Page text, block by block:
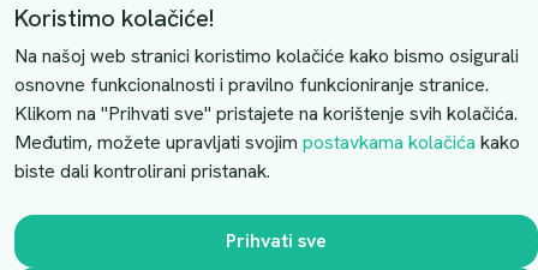
Uslovi kupovine
Kontaktirajte nas
Slobodno nas kontaktirajte putem e-maila:
luprivpharm@luprivpharm.com
Ova stranica je zaštićena reCAPTCHA sustavom
Koristimo kolačiće!
Na našoj web stranici koristimo kolačiće kako bismo osigurali
osnovne funkcionalnosti i pravilno funkcioniranje stranice.
Klikom na "Prihvati sve" pristajete na korištenje svih kolačića.
Međutim, možete upravljati svojim postavkama kolačića kako
biste dali kontrolirani pristanak.
Prihvati sve